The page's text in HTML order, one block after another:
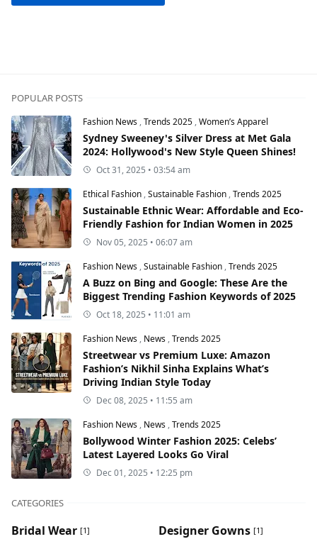
POPULAR POSTS
Fashion News ,Trends 2025 ,Women’s Apparel
Sydney Sweeney's Silver Dress at Met Gala
2024: Hollywood's New Style Queen Shines!
Oct 31, 2025 • 03:54 am
Ethical Fashion ,Sustainable Fashion ,Trends 2025
Sustainable Ethnic Wear: Affordable and Eco-
Friendly Fashion for Indian Women in 2025
Nov 05, 2025 • 06:07 am
Fashion News ,Sustainable Fashion ,Trends 2025
A Buzz on Bing and Google: These Are the
Biggest Trending Fashion Keywords of 2025
Oct 18, 2025 • 11:01 am
Fashion News , News ,Trends 2025
Streetwear vs Premium Luxe: Amazon
Fashion’s Nikhil Sinha Explains What’s
Driving Indian Style Today
Dec 08, 2025 • 11:55 am
Fashion News , News ,Trends 2025
Bollywood Winter Fashion 2025: Celebs’
Latest Layered Looks Go Viral
Dec 01, 2025 • 12:25 pm
CATEGORIES
Bridal Wear [1] Designer Gowns [1]